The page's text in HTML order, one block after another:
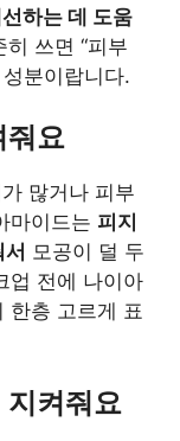
하는 데 도움
쓰면 “피부
분이랍니다.
요
많거나 피부
마이드는 피지
모공이 덜 두
업 전에 나이아
한층 고르게 표
켜줘요